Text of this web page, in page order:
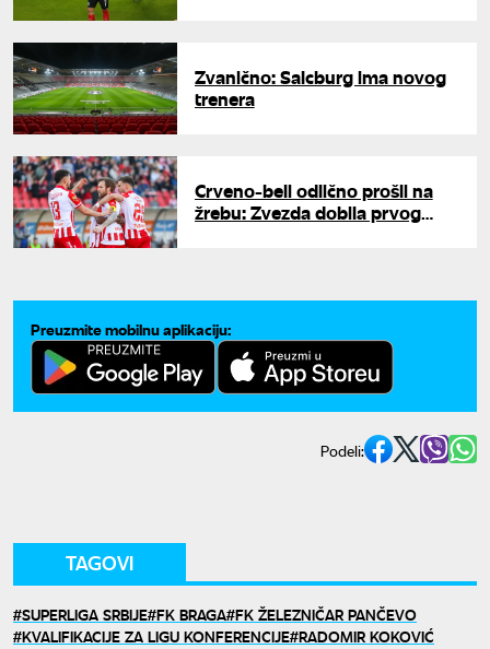
Zvanično: Salcburg ima novog
trenera
Crveno-beli odlično prošli na
žrebu: Zvezda dobila prvog
Preuzmite mobilnu aplikaciju:
Podeli:
TAGOVI
SUPERLIGA SRBIJE FK BRAGA FK ŽELEZNIČAR PANČEVO
KVALIFIKACIJE ZA LIGU KONFERENCIJE RADOMIR KOKOVIĆ